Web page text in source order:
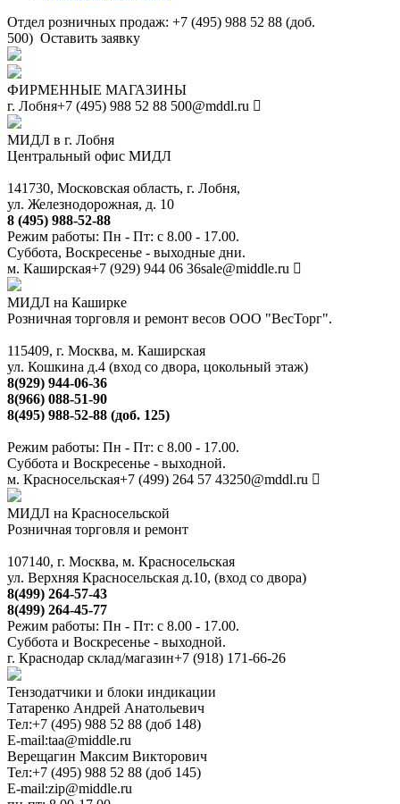
Отдел розничных продаж: +7 (495) 988 52 88 (доб.
500) Оставить заявку
ФИРМЕННЫЕ МАГАЗИНЫ
г. Лобня+7 (495) 988 52 88 500@mddl.ru
МИДЛ в г. Лобня
Центральный офис МИДЛ
141730, Московская область, г. Лобня,
ул. Железнодорожная, д. 10
8 (495) 988-52-88
Режим работы: Пн - Пт: с 8.00 - 17.00.
Суббота, Воскресенье - выходные дни.
м. Каширская+7 (929) 944 06 36sale@middle.ru
МИДЛ на Каширке
Розничная торговля и ремонт весов ООО "ВесТорг".
115409, г. Москва, м. Каширская
ул. Кошкина д.4 (вход со двора, цокольный этаж)
8(929) 944-06-36
8(966) 088-51-90
8(495) 988-52-88 (доб. 125)
Режим работы: Пн - Пт: с 8.00 - 17.00.
Суббота и Воскресенье - выходной.
м. Красносельская+7 (499) 264 57 43250@mddl.ru
МИДЛ на Красносельской
Розничная торговля и ремонт
107140, г. Москва, м. Красносельская
ул. Верхняя Красносельская д.10, (вход со двора)
8(499) 264-57-43
8(499) 264-45-77
Режим работы: Пн - Пт: с 8.00 - 17.00.
Суббота и Воскресенье - выходной.
г. Краснодар склад/магазин+7 (918) 171-66-26
Тензодатчики и блоки индикации
Татаренко Андрей Анатольевич
Тел:+7 (495) 988 52 88 (доб 148)
E-mail:taa@middle.ru
Верещагин Максим Викторович
Тел:+7 (495) 988 52 88 (доб 145)
E-mail:zip@middle.ru